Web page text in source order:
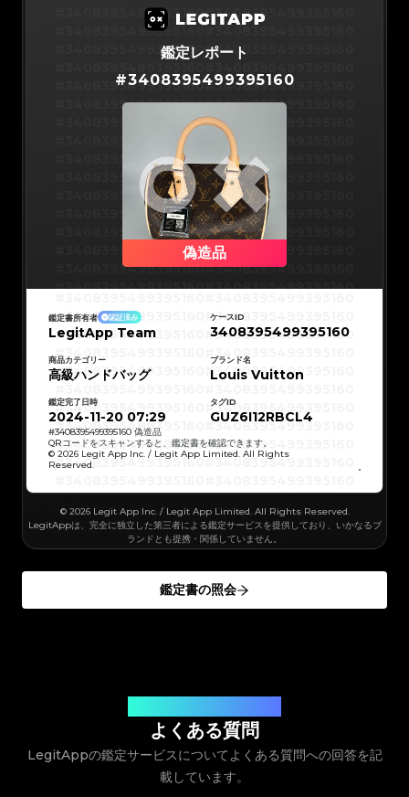
#3066123689299189#3066123689299189
#3066123689299189#3066123689299189
#3066123689299189 #3066123689299189
#3066123689299189
#3066123689299189
#3066123689299189#3066123689299189
#3066123689299189#3066123689299189
#3066123689299189#3066123689299189
#3066123689299189
#3066123689299189
#3066123689299189
#3066123689299189
#3066123689299189#3066123689299189
#3066123689299189#3066123689299189
#3066123689299189#3066123689299189
#3066123689299189#3066123689299189
#3066123689299189#3066123689299189
#3066123689299189#3066123689299189
#3066123689299189
#3066123689299189
#3066123689299189
#3066123689299189
#3066123689299189
#3066123689299189
#3066123689299189
#3066123689299189
#3066123689299189
#3066123689299189
#3066123689299189
#3066123689299189#3066123689299189
#3066123689299189
#3066123689299189#3066123689299189
#3066123689299189#3066123689299189
#3066123689299189#3066123689299189
#3066123689299189#3066123689299189
#3066123689299189#3066123689299189
#3066123689299189#3066123689299189
#3066123689299189 #3066123689299189
#3066123689299189#3066123689299189
#3066123689299189#3066123689299189
#3066123689299189#3066123689299189
#3066123689299189#3066123689299189
#3066123689299189#3066123689299189
#3066123689299189
#3066123689299189
#3066123689299189#3066123689299189
#3066123689299189
#3066123689299189
#3066123689299189#3066123689299189
#3066123689299189#3066123689299189
#3066123689299189#3066123689299189
#3066123689299189#3066123689299189
#3066123689299189#3066123689299189
#3066123689299189#3066123689299189
#3066123689299189#3066123689299189
#3066123689299189
#3066123689299189
#3066123689299189
#3066123689299189
#3066123689299189
#3066123689299189
#3066123689299189
#3066123689299189
#3066123689299189
#3066123689299189
#3066123689299189
#3066123689299189#3066123689299189
#3066123689299189#3066123689299189
#3066123689299189#3066123689299189
#3066123689299189#3066123689299189
#3066123689299189#3066123689299189
#3066123689299189#3066123689299189
#3066123689299189#3066123689299189
#3066123689299189#3066123689299189
#3066123689299189#3066123689299189
#3066123689299189#3066123689299189
#3066123689299189#3066123689299189
#3066123689299189#3066123689299189
#3066123689299189#3066123689299189
#3066123689299189
#3066123689299189
#3066123689299189 #3066123689299189
#3408395499395160#3408395499395160
#3408395499395160#3408395499395160
#3408395499395160#3408395499395160
#3408395499395160#3408395499395160
#3408395499395160#3408395499395160
#3408395499395160#3408395499395160
#3408395499395160
#3408395499395160
#3408395499395160
#3408395499395160
#3408395499395160#3408395499395160
#3408395499395160#3408395499395160
#3408395499395160#3408395499395160
#3408395499395160#3408395499395160
#3408395499395160#3408395499395160
#3408395499395160#3408395499395160
#3408395499395160#3408395499395160
#3408395499395160
#3408395499395160
#3408395499395160
#3408395499395160
#3408395499395160
#3408395499395160
#3408395499395160
#3408395499395160
#3408395499395160
#3408395499395160
#3408395499395160
#3408395499395160
#3408395499395160
#3408395499395160#3408395499395160
#3408395499395160
#3408395499395160#3408395499395160
#3408395499395160#3408395499395160
#3408395499395160#3408395499395160
#3408395499395160
#3408395499395160
#3408395499395160#3408395499395160
#3408395499395160 #3408395499395160
#3408395499395160 #3408395499395160
#3408395499395160#3408395499395160
#3408395499395160#3408395499395160
鑑定レポート
#3408395499395160
偽造品
#3408395499395160
#3408395499395160
#3408395499395160
#3408395499395160
#3408395499395160
#3408395499395160
#3408395499395160
#3408395499395160
#3408395499395160
#3408395499395160
#3408395499395160
#3408395499395160
#3408395499395160#3408395499395160
#3408395499395160#3408395499395160
#3408395499395160#3408395499395160
#3408395499395160#3408395499395160
#3408395499395160#3408395499395160
#3408395499395160#3408395499395160
#3408395499395160#3408395499395160
#3408395499395160#3408395499395160
#3408395499395160#3408395499395160
#3408395499395160#3408395499395160
#3408395499395160#3408395499395160
#3408395499395160#3408395499395160
#3408395499395160#3408395499395160
#3408395499395160 #3408395499395160
鑑定書所有者 認証済み
LegitApp Team
ケースID
3408395499395160
商品カテゴリー
高級ハンドバッグ
ブランド名
Louis Vuitton
鑑定完了日時
2024-11-20 07:29
タグID
GUZ6I12RBCL4
#3408395499395160 偽造品
QRコードをスキャンすると、鑑定書を確認できます。
© 2026 Legit App Inc. / Legit App Limited. All Rights
Reserved.
© 2026 Legit App Inc. / Legit App Limited. All Rights Reserved.
LegitAppは、完全に独立した第三者による鑑定サービスを提供しており、いかなるブ
ランドとも提携・関係していません。
鑑定書の照会
よくある質問
LegitAppの鑑定サービスについてよくある質問への回答を記
載しています。